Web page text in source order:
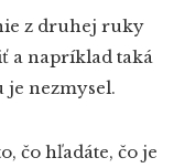
z druhej ruky
a napríklad taká
je nezmysel.
čo hľadáte, čo je